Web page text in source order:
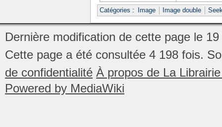
Catégories : Image Image double
Dernière modification de cette page le
Cette page a été consultée 4 198 fois.
de confidentialité À propos de La
Powered by MediaWiki